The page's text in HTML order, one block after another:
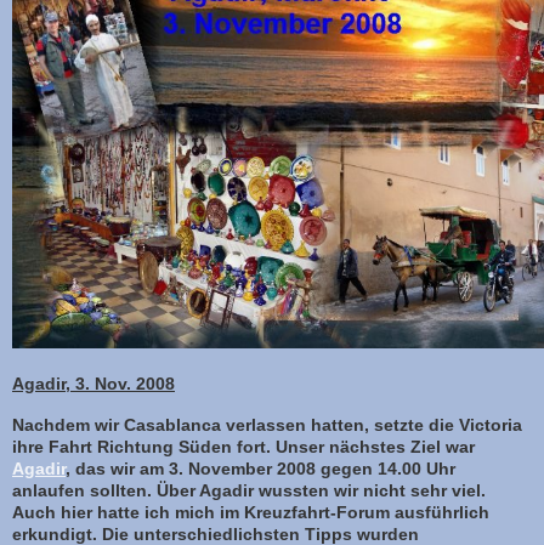
Agadir, 3. Nov. 2008
Nachdem wir Casablanca verlassen hatten, setzte die Victoria
ihre Fahrt Richtung Süden fort. Unser nächstes Ziel war
Agadir, das wir am 3. November 2008 gegen 14.00 Uhr
anlaufen sollten. Über Agadir wussten wir nicht sehr viel.
Auch hier hatte ich mich im Kreuzfahrt-Forum ausführlich
erkundigt. Die unterschiedlichsten Tipps wurden